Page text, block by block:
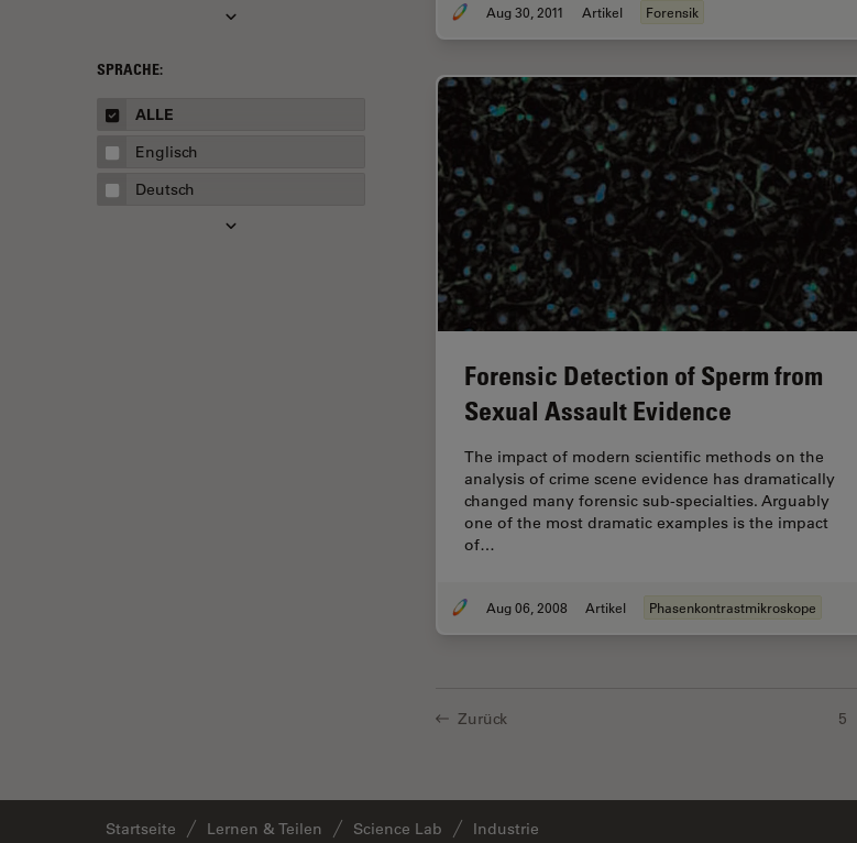
Dekonvolution
Biopharma
Biowissenschaften
Elektronik- und
Halbleiterindustrie
Übersichten
SPRACHE:
ALLE
Englisch
Deutsch
Aug 30, 2011 Artikel Forensik
Forensic Detection of Sperm from
Sexual Assault Evidence
The impact of modern scientific methods on the
analysis of crime scene evidence has dramatically
changed many forensic sub-specialties. Arguably
one of the most dramatic examples is the impact
of…
Aug 06, 2008 Artikel Phasenkontrastmikroskope
Zurück 5
Startseite Lernen & Teilen Science Lab Industrie